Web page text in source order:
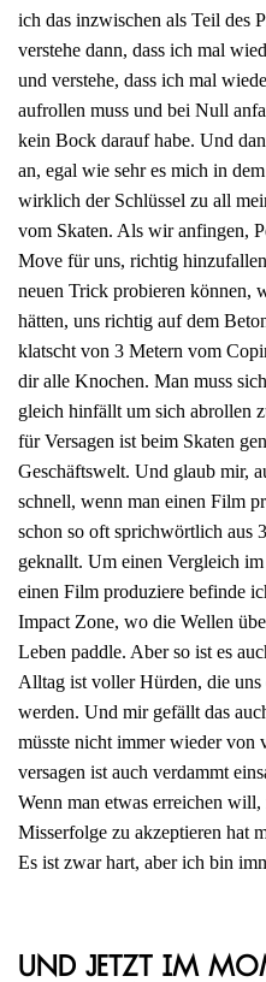
ich das inzwischen als Teil des
verstehe dann, dass ich mal
und verstehe, dass ich mal
aufrollen muss und bei Null
kein Bock darauf habe. Und
an, egal wie sehr es mich in
wirklich der Schlüssel zu all
vom Skaten. Als wir anfingen,
Move für uns, richtig
neuen Trick probieren können,
hätten, uns richtig auf dem
klatscht von 3 Metern vom
dir alle Knochen. Man muss
gleich hinfällt um sich abrollen
für Versagen ist beim Skaten
Geschäftswelt. Und glaub mir,
schnell, wenn man einen Film
schon so oft sprichwörtlich aus
geknallt. Um einen Vergleich
einen Film produziere befinde
Impact Zone, wo die Wellen
Leben paddle. Aber so ist es
Alltag ist voller Hürden, die uns
werden. Und mir gefällt das
müsste nicht immer wieder von
versagen ist auch verdammt
Wenn man etwas erreichen will,
Misserfolge zu akzeptieren hat
Es ist zwar hart, aber ich bin
Und jetzt im